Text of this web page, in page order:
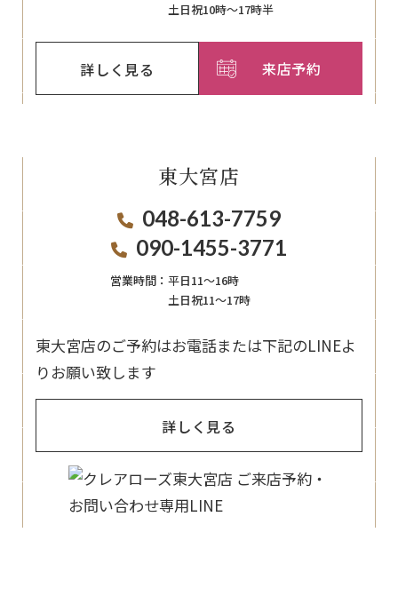
土日祝10時～17時半
詳しく見る 来店予約
東大宮店
048-613-7759
090-1455-3771
営業時間： 平日11〜16時
土日祝11〜17時
東大宮店のご予約はお電話または下記のLINEよ
りお願い致します
詳しく見る